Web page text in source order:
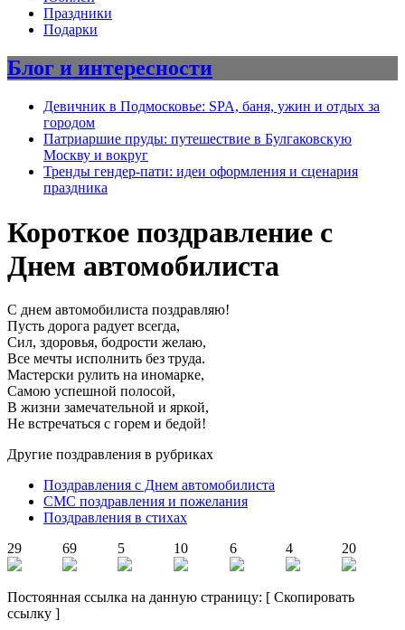
Праздники
Подарки
Блог и интересности
Девичник в Подмосковье: SPA, баня, ужин и отдых за
городом
Патриаршие пруды: путешествие в Булгаковскую
Москву и вокруг
Тренды гендер-пати: идеи оформления и сценария
праздника
Короткое поздравление с
Днем автомобилиста
С днем автомобилиста поздравляю!
Пусть дорога радует всегда,
Сил, здоровья, бодрости желаю,
Все мечты исполнить без труда.
Мастерски рулить на иномарке,
Самою успешной полосой,
В жизни замечательной и яркой,
Не встречаться с горем и бедой!
Другие поздравления в рубриках
Поздравления с Днем автомобилиста
СМС поздравления и пожелания
Поздравления в стихах
29
69 5 10 6 4 20
Постоянная ссылка на данную страницу: [ Скопировать
ссылку ]